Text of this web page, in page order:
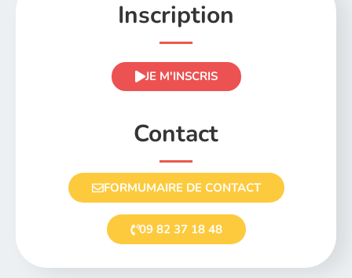
Inscription
JE M'INSCRIS
Contact
FORMUMAIRE DE CONTACT
09 82 37 18 48